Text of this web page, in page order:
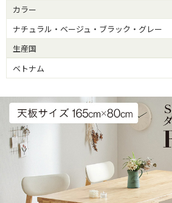
カラー
ナチュラル・ベージュ・ブラック・グレー
生産国
ベトナム